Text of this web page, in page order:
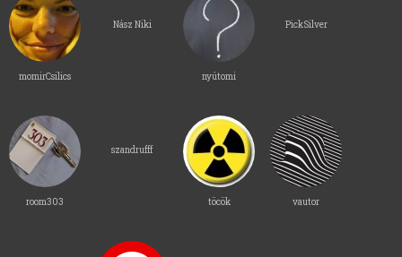
momirCsilics
Nász Niki
nyútomi
PickSilver
room303
szandrufff
töcök vautor